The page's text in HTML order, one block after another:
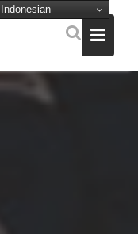
Indonesian